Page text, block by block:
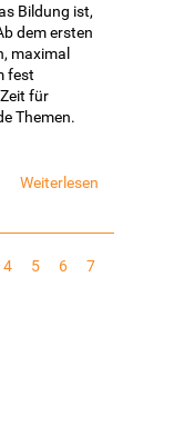
Bildung ist,
dem ersten
maximal
fest
für
Themen.
Weiterlesen
4 5 6
7